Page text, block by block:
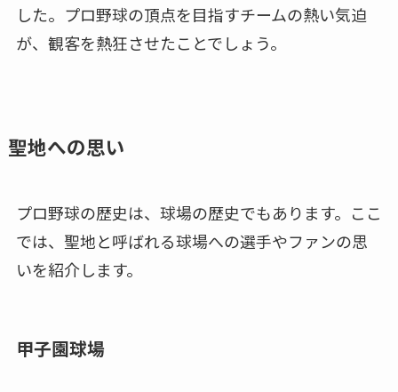
した。プロ野球の頂点を目指すチームの熱い気迫
が、観客を熱狂させたことでしょう。
聖地への思い
プロ野球の歴史は、球場の歴史でもあります。ここ
では、聖地と呼ばれる球場への選手やファンの思
いを紹介します。
甲子園球場